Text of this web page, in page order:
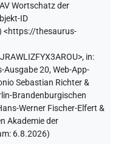
AV Wortschatz der
ID
<https://thesaurus-
, in:
Ausgabe 20, Web-App-
Sebastian Richter &
Brandenburgischen
Werner Fischer-Elfert &
Akademie der
6.8.2026)